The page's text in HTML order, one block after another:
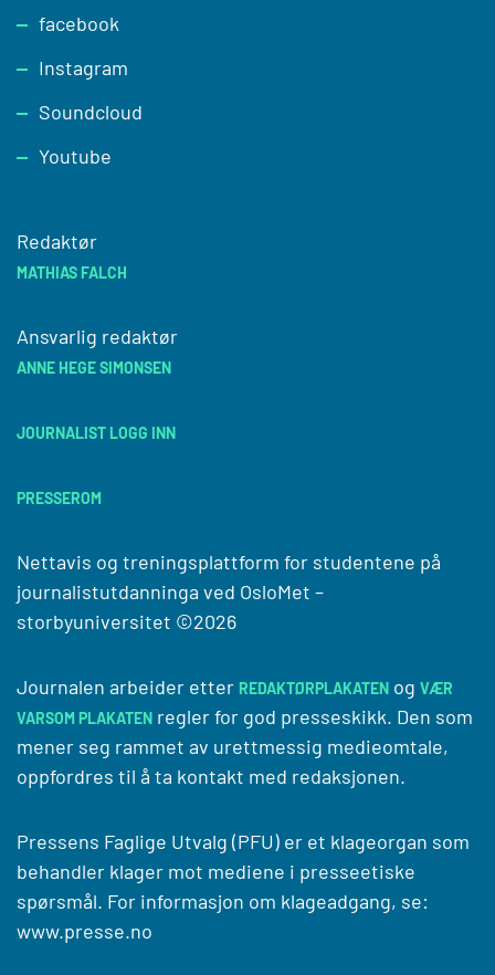
facebook
Instagram
Soundcloud
Youtube
Redaktør
MATHIAS FALCH
Ansvarlig redaktør
ANNE HEGE SIMONSEN
JOURNALIST LOGG INN
PRESSEROM
Nettavis og treningsplattform for studentene på
journalistutdanninga ved OsloMet –
storbyuniversitet ©2026
Journalen arbeider etter REDAKTØRPLAKATEN og VÆR
VARSOM PLAKATEN regler for god presseskikk. Den som
mener seg rammet av urettmessig medieomtale,
oppfordres til å ta kontakt med redaksjonen.
Pressens Faglige Utvalg (PFU) er et klageorgan som
behandler klager mot mediene i presseetiske
spørsmål. For informasjon om klageadgang, se:
www.presse.no